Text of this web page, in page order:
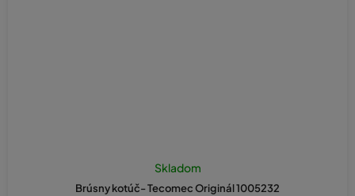
Brúsny kotúč- Tecomec Originál 1005232
Skladom